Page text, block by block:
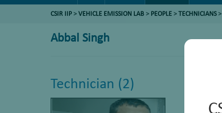
CSIR IIP > VEHICLE EMISSION LAB > PEOPLE > TECHNICIANS>
Abbal Singh
Technician (2)